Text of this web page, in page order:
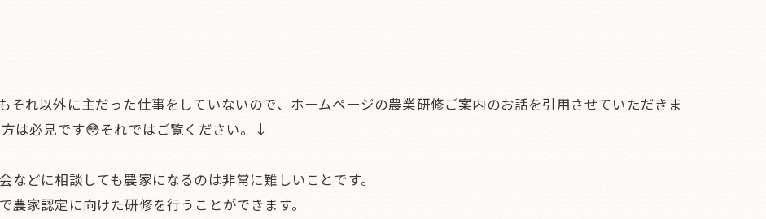
それ以外に主だった仕事をしていないので、ホームページの農業研修ご案内のお話を引用させていただきま
は必見です😳それではご覧ください。↓
どに相談しても農家になるのは非常に難しいことです。
家認定に向けた研修を行うことができます。